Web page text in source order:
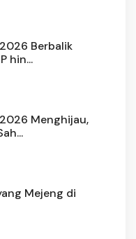
Berbalik
hin...
Menghijau,
Mejeng di